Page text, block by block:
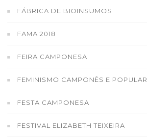
FÁBRICA DE BIOINSUMOS
FAMA 2018
FEIRA CAMPONESA
FEMINISMO CAMPONÊS E POPULAR
FESTA CAMPONESA
FESTIVAL ELIZABETH TEIXEIRA